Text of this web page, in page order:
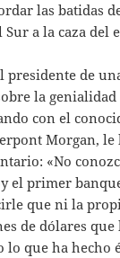
las batidas
a la caza del
presidente de
la
con el
Morgan, le
«No
el primer
que ni la
de dólares
lo que ha hecho